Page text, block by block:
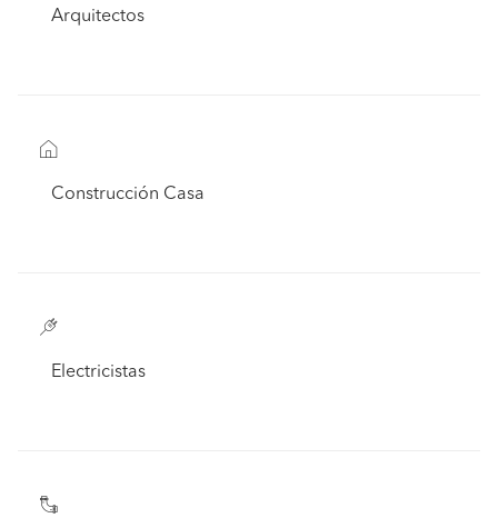
Arquitectos
Construcción Casa
Electricistas